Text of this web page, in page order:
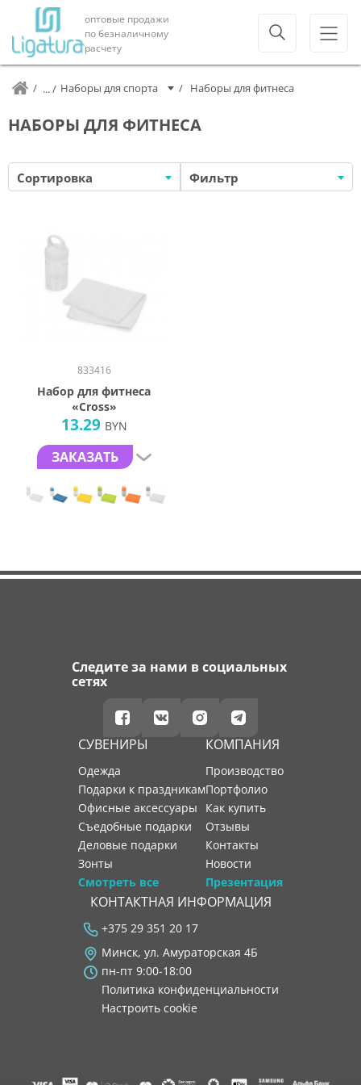
оптовые продажи
по безналичному
расчету
Наборы для спорта Наборы для фитнеса
НАБОРЫ ДЛЯ ФИТНЕСА
Сортировка Фильтр
833416
Набор для фитнеса
«Cross»
13.29 BYN
ЗАКАЗАТЬ
Следите за нами в социальных
сетях
СУВЕНИРЫ
Одежда
Подарки к праздникам
Офисные аксессуары
Съедобные подарки
Деловые подарки
Зонты
Смотреть все
КОМПАНИЯ
производство
портфолио
как купить
отзывы
контакты
новости
Презентация
КОНТАКТНАЯ ИНФОРМАЦИЯ
+375 29 351 20 17
Минск, ул. Амураторская 4Б
пн-пт 9:00-18:00
Политика конфиденциальности
Настроить cookie